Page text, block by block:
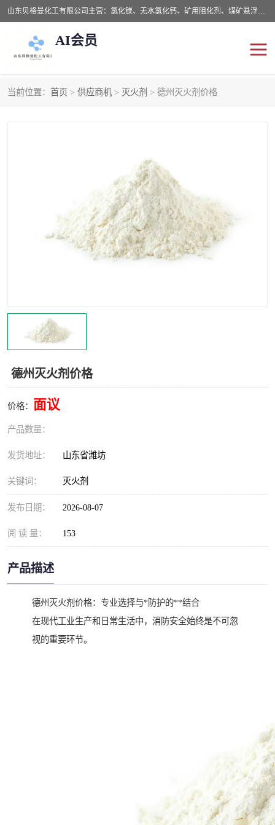
山东贝格曼化工有限公司主营：氯化镁、无水氯化钙、矿用阻化剂、煤矿悬浮剂、道路抑尘剂、氢氧化镁，防灭火剂等，公司位于山东省潍坊市滨海经济开发区,是专业从事对各种精细化工集研究、开发、制造于一体的现代化大型跨境化工企业，公司本着诚信经营、给每一位客户提供专业服务。
AI会员
当前位置： 首页 > 供应商机 > 灭火剂 > 德州灭火剂价格
德州灭火剂价格
价格： 面议
产品数量：
发货地址： 山东省潍坊
关键词： 灭火剂
发布日期： 2026-08-07
阅 读 量： 153
产品描述
德州灭火剂价格：专业选择与*防护的**结合
在现代工业生产和日常生活中，消防安全始终是不可忽
视的重要环节。
抑尘剂